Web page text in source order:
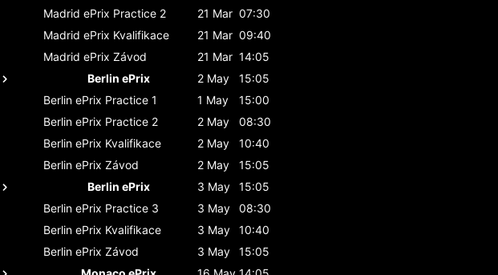
Madrid ePrix Practice 2 21 Mar 07:30
Madrid ePrix Kvalifikace 21 Mar 09:40
Madrid ePrix Závod 21 Mar 14:05
Berlin ePrix
2 May
15:05
Berlin ePrix Practice 1 1 May
15:00
Berlin ePrix Practice 2 2 May
08:30
Berlin ePrix Kvalifikace 2 May
10:40
Berlin ePrix Závod 2 May
15:05
Berlin ePrix
3 May
15:05
Berlin ePrix Practice 3 3 May
08:30
Berlin ePrix Kvalifikace 3 May
10:40
Berlin ePrix Závod 3 May
15:05